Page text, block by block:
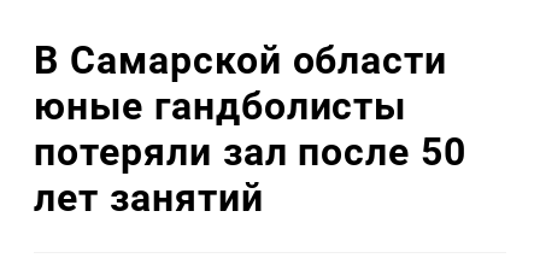
В Самарской области
юные гандболисты
потеряли зал после 50
лет занятий